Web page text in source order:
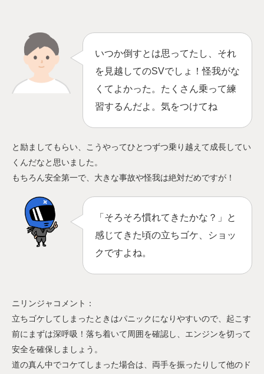
いつか倒すとは思ってたし、それ
を見越してのSVでしょ！怪我がな
くてよかった。たくさん乗って練
習するんだよ。気をつけてね
と励ましてもらい、こうやってひとつずつ乗り越えて成長してい
くんだなと思いました。
もちろん安全第一で、大きな事故や怪我は絶対だめですが！
「そろそろ慣れてきたかな？」と
感じてきた頃の立ちゴケ、ショッ
クですよね。
ニリンジャコメント：
立ちゴケしてしまったときはパニックになりやすいので、起こす
前にまずは深呼吸！落ち着いて周囲を確認し、エンジンを切って
安全を確保しましょう。
道の真ん中でコケてしまった場合は、両手を振ったりして他のド